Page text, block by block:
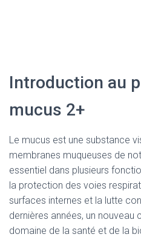
Introduction au
mucus 2+
Le mucus est une substance
membranes muqueuses de
essentiel dans plusieurs
la protection des voies
surfaces internes et la lutte
dernières années, un
domaine de la santé et de la